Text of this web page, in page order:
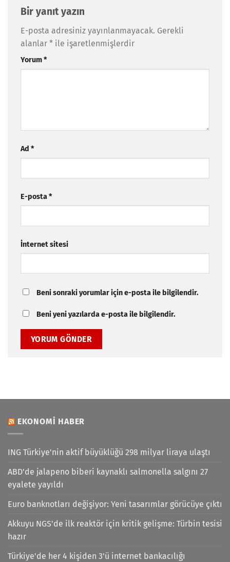
Bir yanıt yazın
E-posta adresiniz yayınlanmayacak. Gerekli
alanlar * ile işaretlenmişlerdir
Yorum*
Ad *
E-posta*
İnternet sitesi
Beni sonraki yorumlar için e-posta ile bilgilendir.
Beni yeni yazılarda e-posta ile bilgilendir.
EKONOMI HABER
ING Türkiye'nin aktif büyüklüğü 298 milyar liraya ulaştı
ABD'de jalapeno biberi kaynaklı salmonella salgını 27
eyalete yayıldı
Euro banknotları değişiyor: Yeni tasarımlar görücüye çıktı
Akkuyu NGS'de ilk reaktör için kritik gelişme: Türbin tesisi
hazır
Türkiye'de her 4 kişiden 3'ü internet bankacılığı